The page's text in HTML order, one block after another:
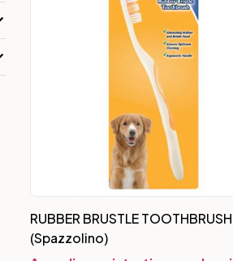
RUBBER BRUSTLE TOOTHBRUSH
(Spazzolino)